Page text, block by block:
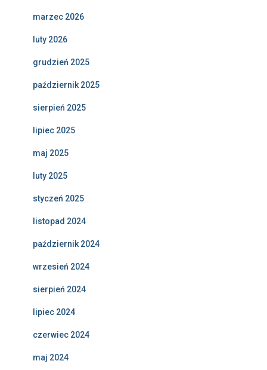
marzec 2026
luty 2026
grudzień 2025
październik 2025
sierpień 2025
lipiec 2025
maj 2025
luty 2025
styczeń 2025
listopad 2024
październik 2024
wrzesień 2024
sierpień 2024
lipiec 2024
czerwiec 2024
maj 2024